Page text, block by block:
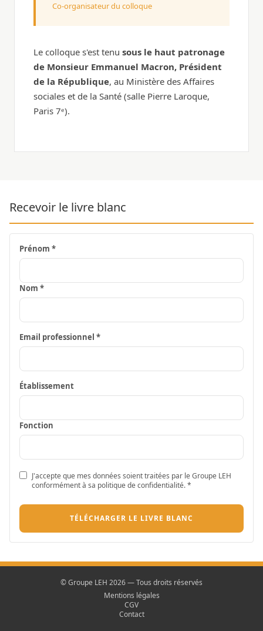
Co-organisateur du colloque
Le colloque s'est tenu sous le haut patronage
de Monsieur Emmanuel Macron, Président
de la République, au Ministère des Affaires
sociales et de la Santé (salle Pierre Laroque,
Paris 7ᵉ).
Recevoir le livre blanc
Prénom *
Nom *
Email professionnel *
Établissement
Fonction
J'accepte que mes données soient traitées par le Groupe LEH
conformément à sa politique de confidentialité. *
TÉLÉCHARGER LE LIVRE BLANC
© Groupe LEH 2026 — Tous droits réservés
Mentions légales
CGV
Contact